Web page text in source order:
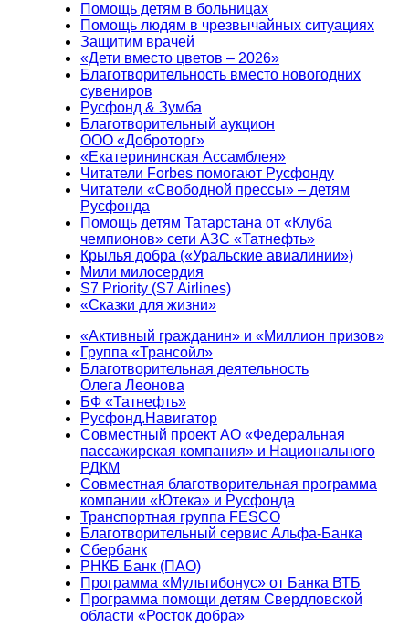
Помощь детям в больницах
Помощь людям в чрезвычайных ситуациях
Защитим врачей
«Дети вместо цветов – 2026»
Благотворительность вместо новогодних
сувениров
Русфонд & Зумба
Благотворительный аукцион
ООО «Доброторг»
«Екатерининская Ассамблея»
Читатели Forbes помогают Русфонду
Читатели «Свободной прессы» – детям
Русфонда
Помощь детям Татарстана от «Клуба
чемпионов» сети АЗС «Татнефть»
Крылья добра («Уральские авиалинии»)
Мили милосердия
S7 Priority (S7 Airlines)
«Сказки для жизни»
«Активный гражданин» и «Миллион призов»
Группа «Трансойл»
Благотворительная деятельность
Олега Леонова
БФ «Татнефть»
Русфонд.Навигатор
Совместный проект АО «Федеральная
пассажирская компания» и Национального
РДКМ
Совместная благотворительная программа
компании «Ютека» и Русфонда
Транспортная группа FESCO
Благотворительный сервис Альфа-Банка
Сбербанк
РНКБ Банк (ПАО)
Программа «Мультибонус» от Банка ВТБ
Программа помощи детям Свердловской
области «Росток добра»